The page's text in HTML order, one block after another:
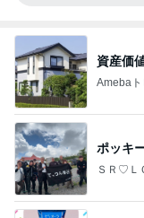
資産価
Amebaト
ポッキ
ＳＲ♡Ｌ